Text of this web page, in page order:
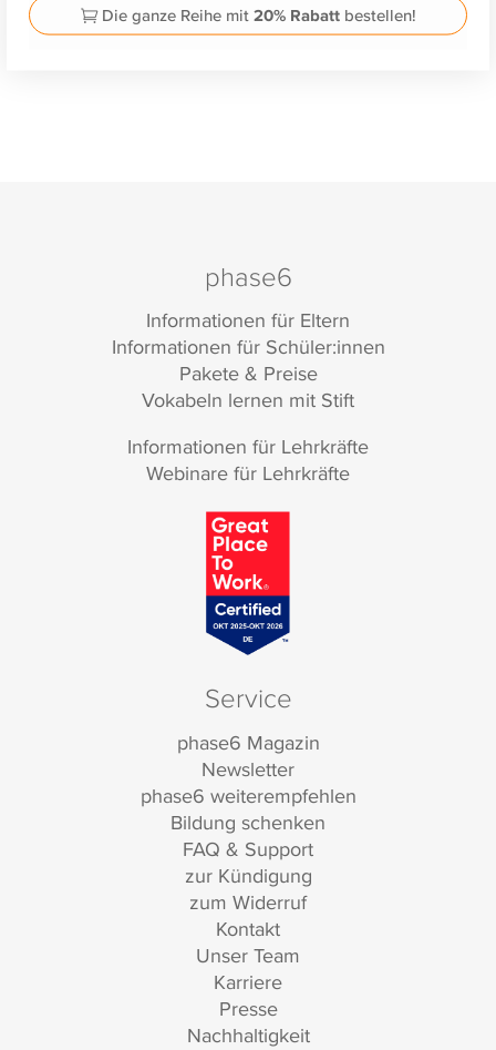
Die ganze Reihe mit20% Rabattbestellen!
phase6
Informationen für Eltern
Informationen für Schüler:innen
Pakete & Preise
Vokabeln lernen mit Stift
Informationen für Lehrkräfte
Webinare für Lehrkräfte
Service
phase6 Magazin
Newsletter
phase6 weiterempfehlen
Bildung schenken
FAQ & Support
zur Kündigung
zum Widerruf
Kontakt
Unser Team
Karriere
Presse
Nachhaltigkeit